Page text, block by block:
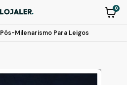
0
Pós-Milenarismo Para Leigos